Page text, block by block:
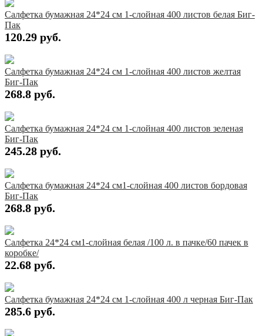
Салфетка бумажная 24*24 см 1-слойная 400 листов белая Биг-
Пак
120.29 руб.
Салфетка бумажная 24*24 см 1-слойная 400 листов желтая
Биг-Пак
268.8 руб.
Салфетка бумажная 24*24 см 1-слойная 400 листов зеленая
Биг-Пак
245.28 руб.
Салфетка бумажная 24*24 см1-слойная 400 листов бордовая
Биг-Пак
268.8 руб.
Салфетка 24*24 см1-слойная белая /100 л. в пачке/60 пачек в
коробке/
22.68 руб.
Салфетка бумажная 24*24 см 1-слойная 400 л черная Биг-Пак
285.6 руб.